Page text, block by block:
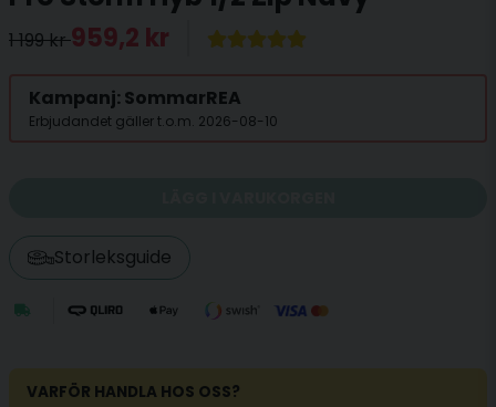
1 199 kr959,2 kr
Kampanj: SommarREA
Erbjudandet gäller t.o.m. 2026-08-10
Storleksguide
VARFÖR HANDLA HOS OSS?